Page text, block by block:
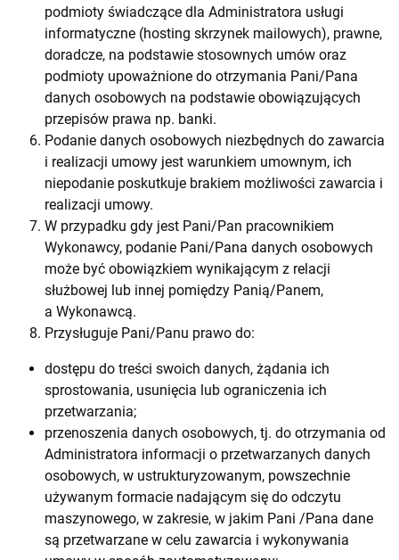
podmioty świadczące dla Administratora usługi
informatyczne (hosting skrzynek mailowych), prawne,
doradcze, na podstawie stosownych umów oraz
podmioty upoważnione do otrzymania Pani/Pana
danych osobowych na podstawie obowiązujących
przepisów prawa np. banki.
Podanie danych osobowych niezbędnych do zawarcia
i realizacji umowy jest warunkiem umownym, ich
niepodanie poskutkuje brakiem możliwości zawarcia i
realizacji umowy.
W przypadku gdy jest Pani/Pan pracownikiem
Wykonawcy, podanie Pani/Pana danych osobowych
może być obowiązkiem wynikającym z relacji
służbowej lub innej pomiędzy Panią/Panem,
a Wykonawcą.
Przysługuje Pani/Panu prawo do:
dostępu do treści swoich danych, żądania ich
sprostowania, usunięcia lub ograniczenia ich
przetwarzania;
przenoszenia danych osobowych, tj. do otrzymania od
Administratora informacji o przetwarzanych danych
osobowych, w ustrukturyzowanym, powszechnie
używanym formacie nadającym się do odczytu
maszynowego, w zakresie, w jakim Pani /Pana dane
są przetwarzane w celu zawarcia i wykonywania